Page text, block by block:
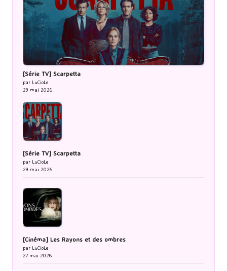
[Série TV] Scarpetta
par LuCioLe
29 mai 2026
[Série TV] Scarpetta
par LuCioLe
29 mai 2026
[Cinéma] Les Rayons et des ombres
par LuCioLe
27 mai 2026